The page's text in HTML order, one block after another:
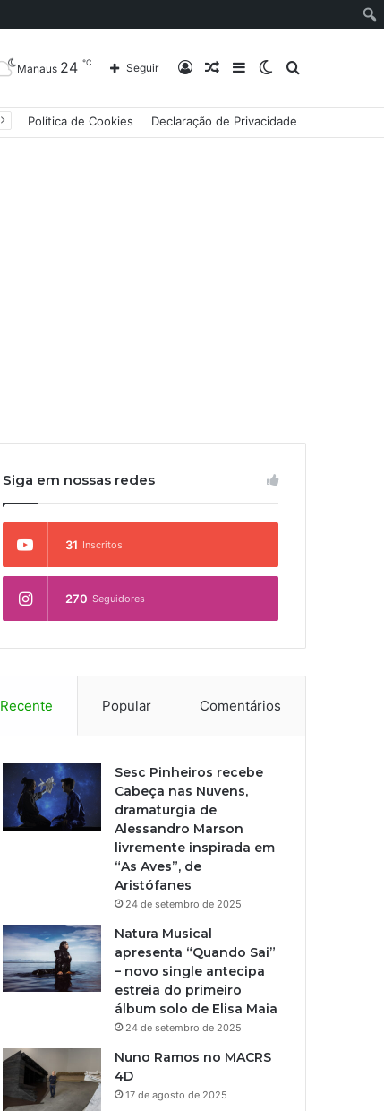
Procurar
Switch
Barra
Artigo
Entrar
Seguir
Manaus 24 ℃
Política de Cookies Declaração de Privacidade
Siga em nossas redes
31 Inscritos
270 Seguidores
Recente Popular Comentários
Sesc Pinheiros recebe
Cabeça nas Nuvens,
dramaturgia de
Alessandro Marson
livremente inspirada em
“As Aves”, de
Aristófanes
24 de setembro de 2025
Natura Musical
apresenta “Quando Sai”
– novo single antecipa
estreia do primeiro
álbum solo de Elisa Maia
24 de setembro de 2025
Nuno Ramos no MACRS
4D
17 de agosto de 2025